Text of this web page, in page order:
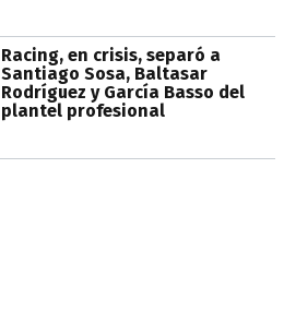
Racing, en crisis, separó a
Santiago Sosa, Baltasar
Rodríguez y García Basso del
plantel profesional